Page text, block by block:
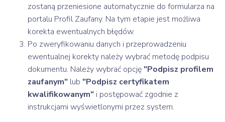
zostaną przeniesione automatycznie do formularza na
portalu Profil Zaufany. Na tym etapie jest możliwa
korekta ewentualnych błędów.
Po zweryfikowaniu danych i przeprowadzeniu
ewentualnej korekty należy wybrać metodę podpisu
dokumentu. Należy wybrać opcję"Podpisz profilem
zaufanym" lub "Podpisz certyfikatem
kwalifikowanym" i postępować zgodnie z
instrukcjami wyświetlonymi przez system.